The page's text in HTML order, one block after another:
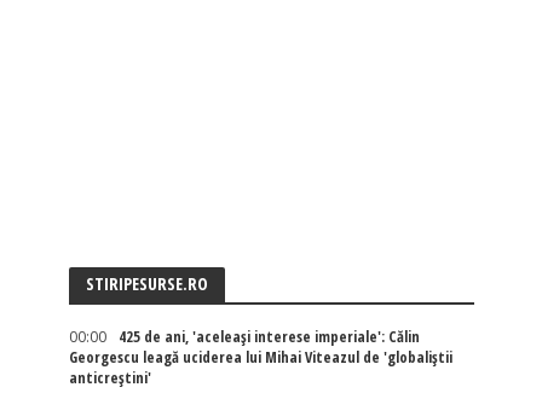
STIRIPESURSE.RO
00:00
425 de ani, 'aceleași interese imperiale': Călin
Georgescu leagă uciderea lui Mihai Viteazul de 'globaliștii
anticreștini'